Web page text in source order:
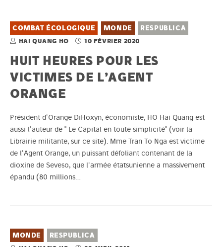
COMBAT ÉCOLOGIQUE MONDE RESPUBLICA
HAI QUANG HO 10 FÉVRIER 2020
HUIT HEURES POUR LES
VICTIMES DE L’AGENT
ORANGE
Président d'Orange DiHoxyn, économiste, HO Hai Quang est
aussi l'auteur de " Le Capital en toute simplicité" (voir la
Librairie militante, sur ce site). Mme Tran To Nga est victime
de l'Agent Orange, un puissant défoliant contenant de la
dioxine de Seveso, que l'armée étatsunienne a massivement
épandu (80 millions…
MONDE RESPUBLICA